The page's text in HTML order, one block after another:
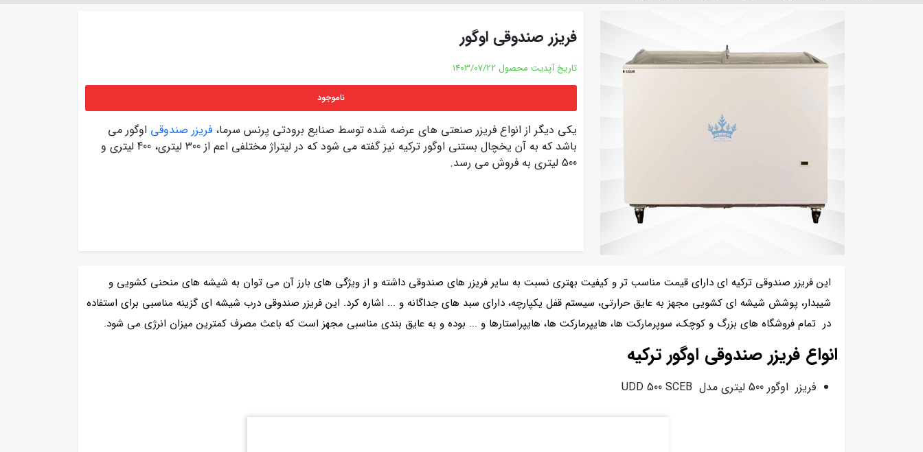
فریزر صندوقی اوگور
تاریخ آپدیت محصول 1403/07/22
ناموجود
یکی دیگر از انواع فریزر صنعتی های عرضه شده توسط صنایع برودتی پرنس سرما، فریزر صندوقی اوگور می
باشد که به آن یخچال بستنی اوگور ترکیه نیز گفته می شود که در لیتراژ مختلفی اعم از 300 لیتری، 400 لیتری و
500 لیتری به فروش می رسد.
این فریزر صندوقی ترکیه ای دارای قیمت مناسب تر و کیفیت بهتری نسبت به سایر فریزر های صندوقی داشته و از ویژگی های بارز آن می توان به شیشه های منحنی کشویی و
شیبدار، پوشش شیشه ای کشویی مجهز به عایق حرارتی، سیستم قفل یکپارچه، دارای سبد های جداگانه و ... اشاره کرد. این فریزر صندوقی درب شیشه ای گزینه مناسبی برای استفاده
در تمام فروشگاه های بزرگ و کوچک، سوپرمارکت ها، هایپرمارکت ها، هایپراستارها و ... بوده و به عایق بندی مناسبی مجهز است که باعث مصرف کمترین میزان انرژی می شود.
انواع فریزر صندوقی اوگور ترکیه
فریزر اوگور 500 لیتری مدل UDD 500 SCEB